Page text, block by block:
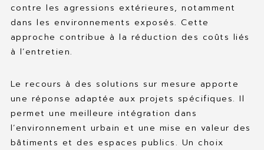
contre les agressions extérieures, notamment
dans les environnements exposés. Cette
approche contribue à la réduction des coûts liés
à l’entretien.
Le recours à des solutions sur mesure apporte
une réponse adaptée aux projets spécifiques. Il
permet une meilleure intégration dans
l’environnement urbain et une mise en valeur des
bâtiments et des espaces publics. Un choix